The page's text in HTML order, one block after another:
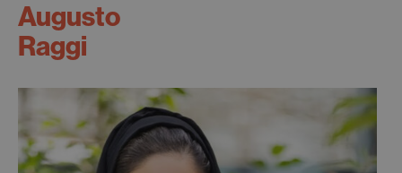
Augusto
Raggi